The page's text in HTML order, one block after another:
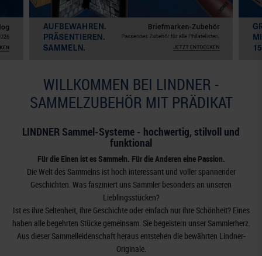
WILLKOMMEN BEI LINDNER -
SAMMELZUBEHÖR MIT PRÄDIKAT
LINDNER Sammel-Systeme - hochwertig, stilvoll und
funktional
Für die Einen ist es Sammeln. Für die Anderen eine Passion.
Die Welt des Sammelns ist hoch interessant und voller spannender
Geschichten. Was fasziniert uns Sammler besonders an unseren
Lieblingsstücken?
Ist es ihre Seltenheit, ihre Geschichte oder einfach nur ihre Schönheit? Eines
haben alle begehrten Stücke gemeinsam. Sie begeistern unser Sammlerherz.
Aus dieser Sammelleidenschaft heraus entstehen die bewährten Lindner-
Originale.